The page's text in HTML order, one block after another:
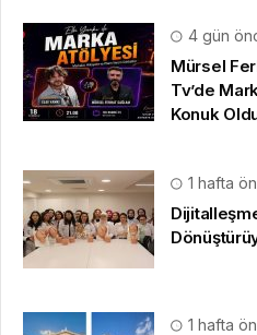
4 gün
Mürsel
Tv’de
Konuk
1 hafta
1 hafta